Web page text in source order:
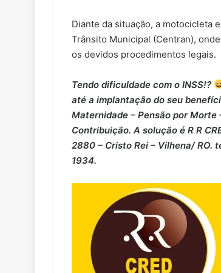
Diante da situação, a motocicleta
Trânsito Municipal (Centran),
os devidos procedimentos legais.
Tendo dificuldade com o INSS!?
até a implantação do seu
Maternidade – ⁠Pensão por Morte
Contribuição. A solução é R R
2880 – Cristo Rei – Vilhena/
1934.